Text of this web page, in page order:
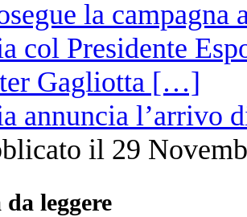
annuncia l’arrivo
il 29
leggere